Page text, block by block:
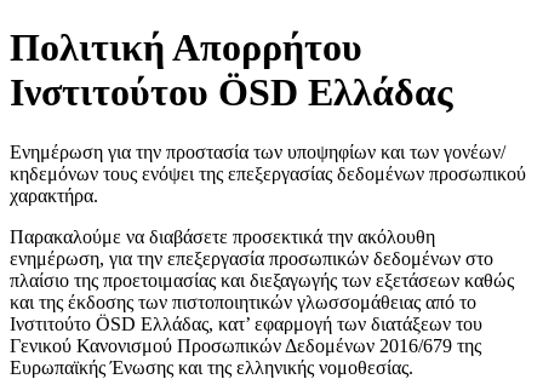
Πολιτική Απορρήτου
Ινστιτούτου ÖSD Ελλάδας
Ενημέρωση για την προστασία των υποψηφίων και των γονέων/
κηδεμόνων τους ενόψει της επεξεργασίας δεδομένων προσωπικού
χαρακτήρα.
Παρακαλούμε να διαβάσετε προσεκτικά την ακόλουθη
ενημέρωση, για την επεξεργασία προσωπικών δεδομένων στο
πλαίσιο της προετοιμασίας και διεξαγωγής των εξετάσεων καθώς
και της έκδοσης των πιστοποιητικών γλωσσομάθειας από το
Ινστιτούτο ÖSD Ελλάδας, κατ’ εφαρμογή των διατάξεων του
Γενικού Κανονισμού Προσωπικών Δεδομένων 2016/679 της
Ευρωπαϊκής Ένωσης και της ελληνικής νομοθεσίας.